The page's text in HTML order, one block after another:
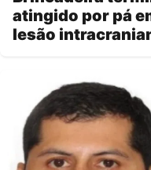
atingido por pá
lesão